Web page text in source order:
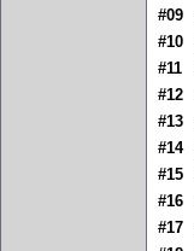
#09
#10
#11
#12
#13
#14
#15
#16
#17